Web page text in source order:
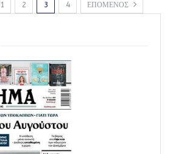
1 2 3 4 ΕΠΟΜΕΝΟΣ